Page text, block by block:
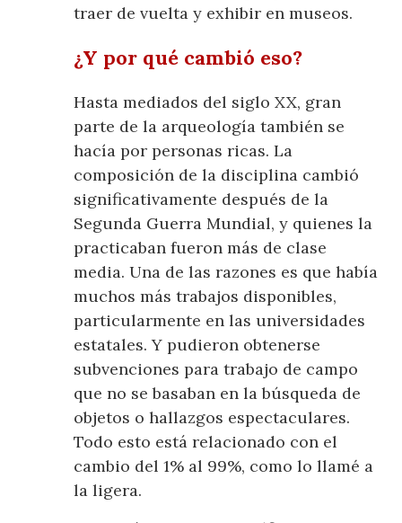
traer de vuelta y exhibir en museos.
¿Y por qué cambió eso?
Hasta mediados del siglo XX, gran
parte de la arqueología también se
hacía por personas ricas. La
composición de la disciplina cambió
significativamente después de la
Segunda Guerra Mundial, y quienes la
practicaban fueron más de clase
media. Una de las razones es que había
muchos más trabajos disponibles,
particularmente en las universidades
estatales. Y pudieron obtenerse
subvenciones para trabajo de campo
que no se basaban en la búsqueda de
objetos o hallazgos espectaculares.
Todo esto está relacionado con el
cambio del 1% al 99%, como lo llamé a
la ligera.